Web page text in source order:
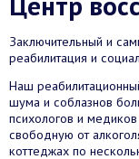
Заключительный и
реабилитация и
Наш
шума и соблазнов
психологов и
свободную от
коттеджах по